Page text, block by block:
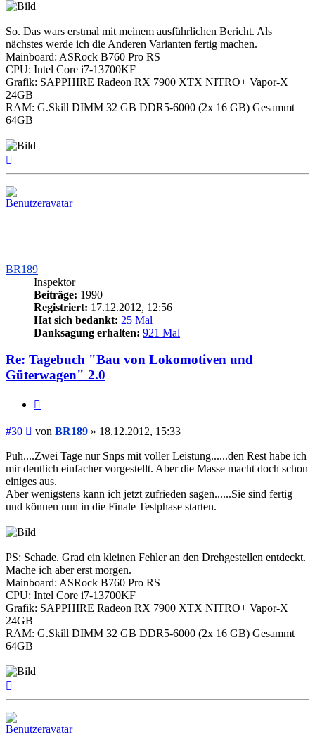
So. Das wars erstmal mit meinem ausführlichen Bericht. Als
nächstes werde ich die Anderen Varianten fertig machen.
Mainboard: ASRock B760 Pro RS
CPU: Intel Core i7-13700KF
Grafik: SAPPHIRE Radeon RX 7900 XTX NITRO+ Vapor-X
24GB
RAM: G.Skill DIMM 32 GB DDR5-6000 (2x 16 GB) Gesammt
64GB
BR189
Inspektor
Beiträge: 1990
Registriert: 17.12.2012, 12:56
Hat sich bedankt: 25 Mal
Danksagung erhalten: 921 Mal
Re: Tagebuch "Bau von Lokomotiven und
Güterwagen" 2.0
#30 Beitrag
von BR189 » 18.12.2012, 15:33
Puh....Zwei Tage nur Snps mit voller Leistung......den Rest habe ich
mir deutlich einfacher vorgestellt. Aber die Masse macht doch schon
einiges aus.
Aber wenigstens kann ich jetzt zufrieden sagen......Sie sind fertig
und können nun in die Finale Testphase starten.
PS: Schade. Grad ein kleinen Fehler an den Drehgestellen entdeckt.
Mache ich aber erst morgen.
Mainboard: ASRock B760 Pro RS
CPU: Intel Core i7-13700KF
Grafik: SAPPHIRE Radeon RX 7900 XTX NITRO+ Vapor-X
24GB
RAM: G.Skill DIMM 32 GB DDR5-6000 (2x 16 GB) Gesammt
64GB